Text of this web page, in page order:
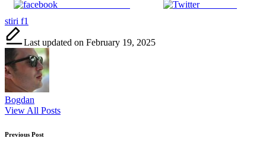
Post on X
Tags:
stiri f1
Last updated on February 19, 2025
Bogdan
View All Posts
Post
Previous Post